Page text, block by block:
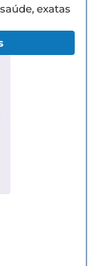
exatas